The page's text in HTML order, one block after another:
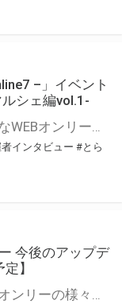
–」イベント
シェ編vol.1-
こんにちは、とらのあなWEBオンリー運営スタッフです。 新たにお届けする、イベント主催者インタビュー-マルシェ編-は、 とらのあなWEBオンリー「マルシェ」をご利用した主催様に 「マルシェ」を使って開催した感想や心がけをお聞きする企画です。 今回は、WEBオンリー開催7回目迎えた「マレシルプラン – Online7 –」より、 主催の玉川うた様にお話を伺いました。 ▼マレシルプランのインタビュー前回記事 「イベント主催者インタビュー vol.6」はこちら 協力：玉川うた様（マレシルプラン実行委員会 代表）／イベント公式Twitter（@mallesil_plan） とらのあなWEBオンリー「マルシェ」とは？ WEBオンリーでリアルタイムでコミュニケーションがとれるオンライン会場です。
インタビュー #とら
今後のアップデ
】
とらのあなでは、WEBオンリーの様々な支援を実施しています。 今回は2021年9月に実装を予定しているアップデート情報についてご紹介いたします。 とらのあなWEBオンリーサイトはこちら